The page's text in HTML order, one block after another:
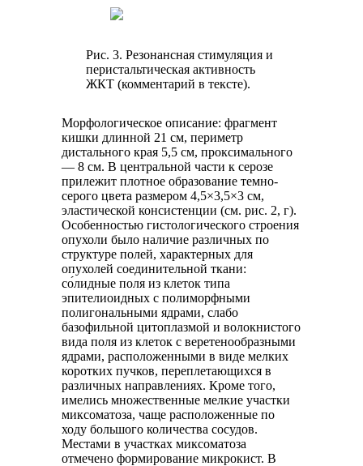
Рис. 3. Резонансная стимуляция и
перистальтическая активность
ЖКТ (комментарий в тексте).
Морфологическое описание: фрагмент
кишки длинной 21 см, периметр
дистального края 5,5 см, проксимального
— 8 см. В центральной части к серозе
прилежит плотное образование темно-
серого цвета размером 4,5×3,5×3 см,
эластической консистенции (см. рис. 2, г).
Особенностью гистологического строения
опухоли было наличие различных по
структуре полей, характерных для
опухолей соединительной ткани:
со́лидные поля из клеток типа
эпителиоидных с полиморфными
полигональными ядрами, слабо
базофильной цитоплазмой и волокнистого
вида поля из клеток с веретенообразными
ядрами, расположенными в виде мелких
коротких пучков, переплетающихся в
различных направлениях. Кроме того,
имелись множественные мелкие участки
миксоматоза, чаще расположенные по
ходу большого количества сосудов.
Местами в участках миксоматоза
отмечено формирование микрокист. В